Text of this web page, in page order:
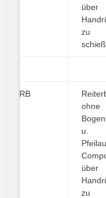
über
zu
RB
ohne
u.
über
zu